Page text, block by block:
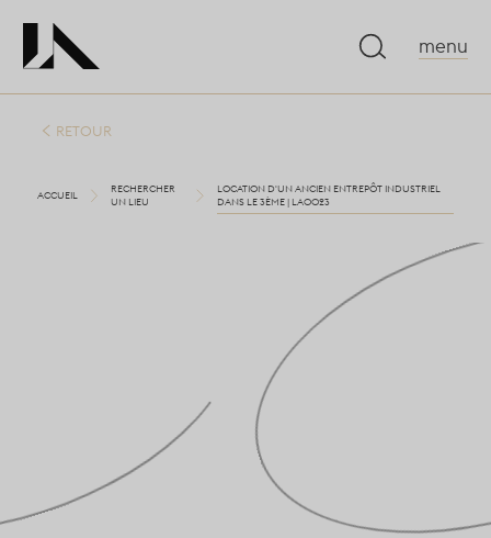
menu
RETOUR
ACCUEIL
RECHERCHER
UN LIEU
LOCATION D'UN ANCIEN ENTREPÔT INDUSTRIEL
DANS LE 3ÈME | LA0023